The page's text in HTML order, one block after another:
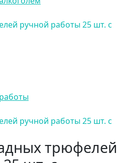
ручной работы 25 шт. с
ручной работы 25 шт. с
трюфелей